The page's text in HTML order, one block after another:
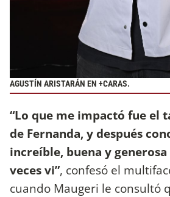
AGUSTÍN ARISTARÁN EN +CARAS.
“Lo que me impactó fue el
de Fernanda, y después
increíble, buena y
veces vi”, confesó el
cuando Maugeri le consultó